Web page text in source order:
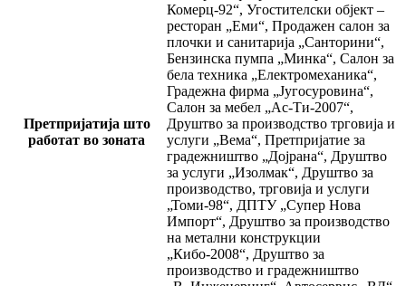
Претпријатија што
работат во зоната
Комерц-92“, Угостителски објект –
ресторан „Еми“, Продажен салон за
плочки и санитарија „Санторини“,
Бензинска пумпа „Минка“, Салон за
бела техника „Електромеханика“,
Градежна фирма „Југосуровина“,
Салон за мебел „Ас-Ти-2007“,
Друштво за производство трговија и
услуги „Вема“, Претпријатие за
градежништво „Дојрана“, Друштво
за услуги „Изолмак“, Друштво за
производство, трговија и услуги
„Томи-98“, ДПТУ „Супер Нова
Импорт“, Друштво за производство
на метални конструкции
„Кибо-2008“, Друштво за
производство и градежништво